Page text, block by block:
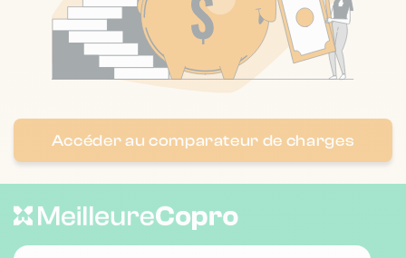
Nombre de lots : 31
40 r mallifaud 38100 Grenoble
Chauffage individuel
Nombre de lots : 14
20 r germain 38100 Grenoble
Accéder au comparateur de charges